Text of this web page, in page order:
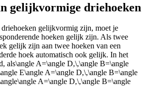
gelijkvormige driehoeken
gelijkvormig zijn, moet je
hoeken gelijk zijn. Als twee
gelijk zijn aan twee hoeken van een
hoek automatisch ook gelijk. In het
als\angle A=\angle D,\,\angle B=\angle
E\angle A=\angle D,\,\angle B=\angle
A=\angle D,\,\angle B=\angle